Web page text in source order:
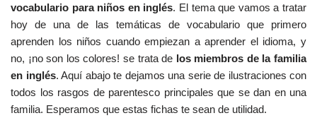
vocabulario para niños en inglés. El tema que vamos a tratar
hoy de una de las temáticas de vocabulario que primero
aprenden los niños cuando empiezan a aprender el idioma, y
no, ¡no son los colores! se trata de los miembros de la familia
en inglés. Aquí abajo te dejamos una serie de ilustraciones con
todos los rasgos de parentesco principales que se dan en una
familia. Esperamos que estas fichas te sean de utilidad.